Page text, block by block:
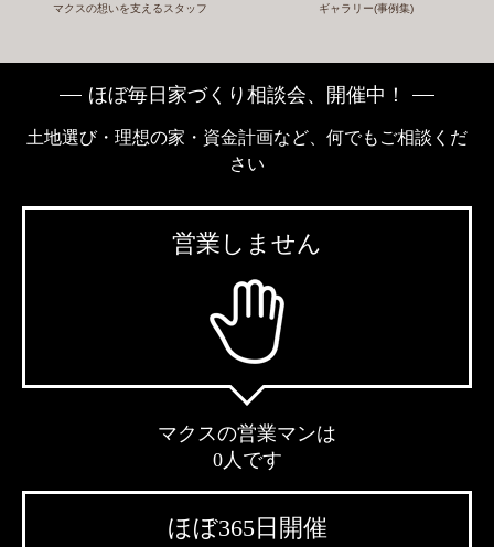
マクスの想いを支えるスタッフ ギャラリー(事例集)
ほぼ毎日家づくり相談会、開催中！
土地選び・理想の家・資金計画など、何でもご相談くだ
さい
営業しません
マクスの営業マンは
0人です
ほぼ365日開催